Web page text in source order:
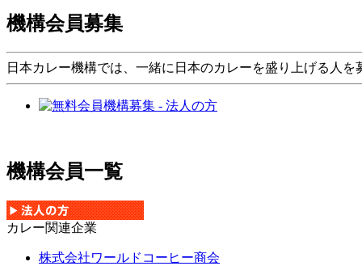
機構会員募集
日本カレー機構では、一緒に日本のカレーを盛り上げる人
機構会員一覧
カレー関連企業
株式会社ワールドコーヒー商会